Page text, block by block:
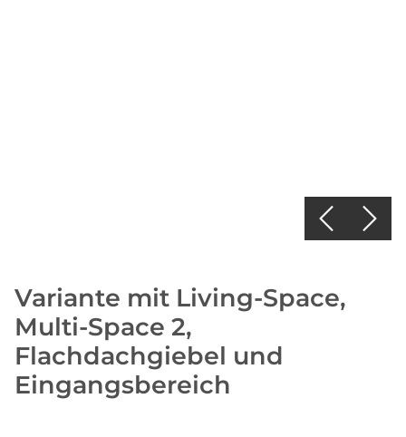
Variante mit Living-Space,
Multi-Space 2,
Flachdachgiebel und
Eingangsbereich